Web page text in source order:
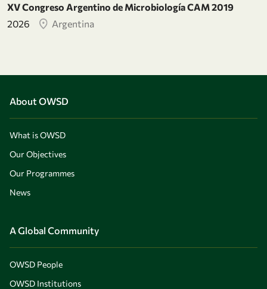
XV Congreso Argentino de Microbiología CAM 2019
2026
Argentina
About OWSD
What is OWSD
Our Objectives
Our Programmes
News
A Global Community
OWSD People
OWSD Institutions